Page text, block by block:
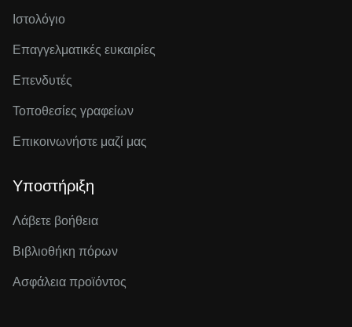
Ιστολόγιο
Επαγγελματικές ευκαιρίες
Επενδυτές
Τοποθεσίες γραφείων
Επικοινωνήστε μαζί μας
Υποστήριξη
Λάβετε βοήθεια
Βιβλιοθήκη πόρων
Ασφάλεια προϊόντος